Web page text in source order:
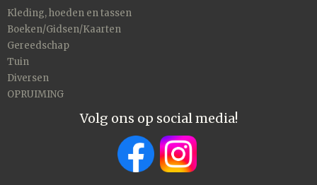
Kleding, hoeden en tassen
Boeken/Gidsen/Kaarten
Gereedschap
Tuin
Diversen
OPRUIMING
Volg ons op social media!